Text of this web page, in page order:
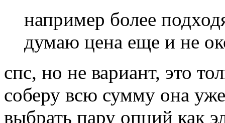
например более
думаю цена еще и не
спс, но не вариант, это
соберу всю сумму она
выбрать пару опций как